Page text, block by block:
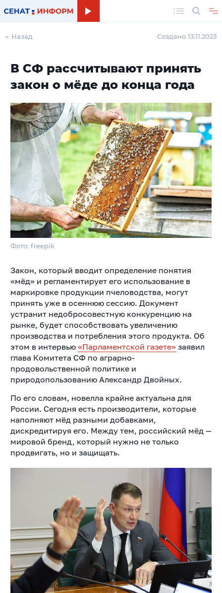
← Назад Создано 13.11.2023
В СФ рассчитывают принять
закон о мёде до конца года
Фото: freepik
Закон, который вводит определение понятия
«мёд» и регламентирует его использование в
маркировке продукции пчеловодства, могут
принять уже в осеннюю сессию. Документ
устранит недобросовестную конкуренцию на
рынке, будет способствовать увеличению
производства и потребления этого продукта. Об
этом в интервью «Парламентской газете»заявил
глава Комитета СФ по аграрно-
продовольственной политике и
природопользованию Александр Двойных.
По его словам, новелла крайне актуальна для
России. Сегодня есть производители, которые
наполняют мёд разными добавками,
дискредитируя его. Между тем, российский мёд —
мировой бренд, который нужно не только
продвигать, но и защищать.